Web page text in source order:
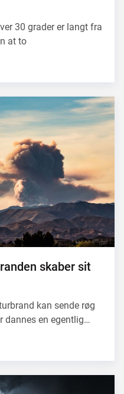
30 grader er langt fra
at to
skaber sit
kan sende røg
dannes en egentlig…